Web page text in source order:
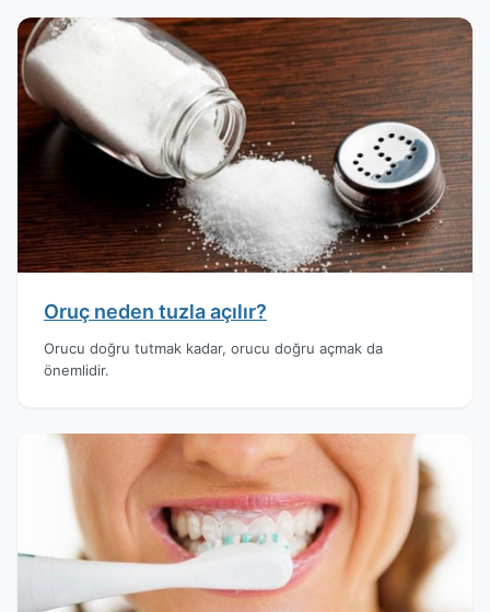
Oruç neden tuzla açılır?
Orucu doğru tutmak kadar, orucu doğru açmak da
önemlidir.